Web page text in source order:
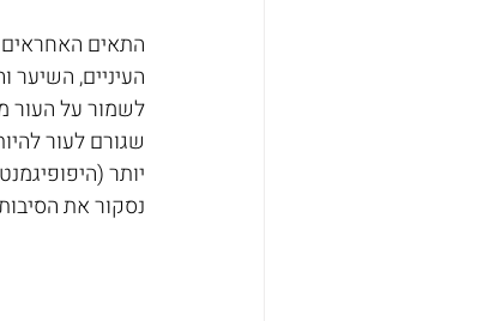
התאים האחראים
העיניים, השיער
לשמור על העור
שגורם לעור
יותר
נסקור את הסיבות